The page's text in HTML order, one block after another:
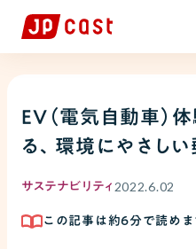
EV（電気自動車）
る、環境にやさし
サステナビリティ 2022.6.02
この記事は約6分で読めま